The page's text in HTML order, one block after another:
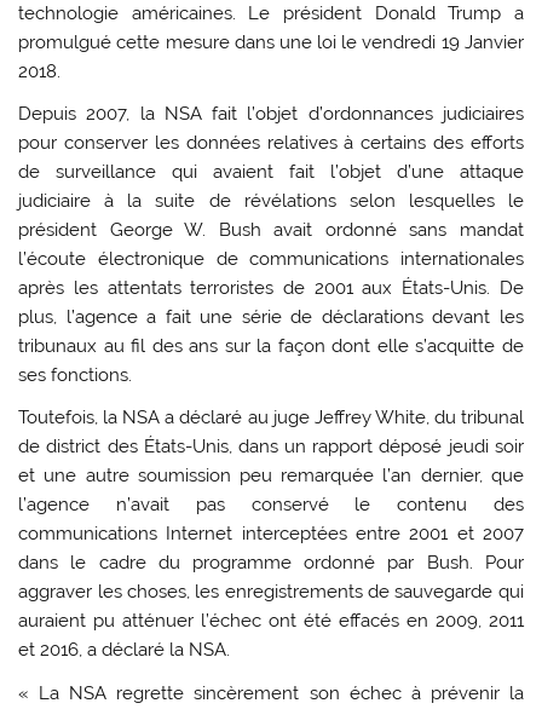
technologie américaines. Le président Donald Trump a
promulgué cette mesure dans une loi le vendredi 19 Janvier
2018.
Depuis 2007, la NSA fait l’objet d’ordonnances judiciaires
pour conserver les données relatives à certains des efforts
de surveillance qui avaient fait l’objet d’une attaque
judiciaire à la suite de révélations selon lesquelles le
président George W. Bush avait ordonné sans mandat
l’écoute électronique de communications internationales
après les attentats terroristes de 2001 aux États-Unis. De
plus, l’agence a fait une série de déclarations devant les
tribunaux au fil des ans sur la façon dont elle s’acquitte de
ses fonctions.
Toutefois, la NSA a déclaré au juge Jeffrey White, du tribunal
de district des États-Unis, dans un rapport déposé jeudi soir
et une autre soumission peu remarquée l’an dernier, que
l’agence n’avait pas conservé le contenu des
communications Internet interceptées entre 2001 et 2007
dans le cadre du programme ordonné par Bush. Pour
aggraver les choses, les enregistrements de sauvegarde qui
auraient pu atténuer l’échec ont été effacés en 2009, 2011
et 2016, a déclaré la NSA.
« La NSA regrette sincèrement son échec à prévenir la